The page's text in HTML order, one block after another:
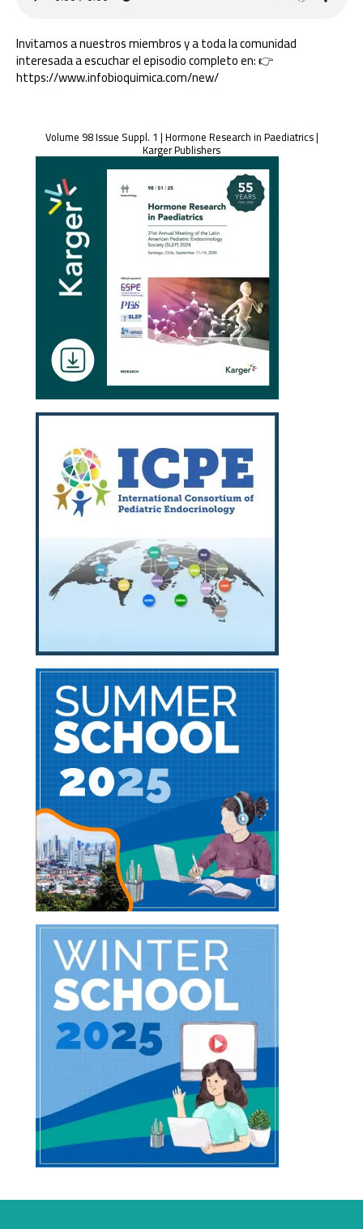
Invitamos a nuestros miembros y a toda la comunidad
interesada a escuchar el episodio completo en: 👉
https://www.infobioquimica.com/new/
Volume 98 Issue Suppl. 1 | Hormone Research in Paediatrics |
Karger Publishers